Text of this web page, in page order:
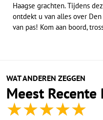
Haagse grachten. Tijdens
ontdekt u van alles over
van pas! Kom aan boord,
WAT ANDEREN ZEGGEN
Meest Recente
★★★★★